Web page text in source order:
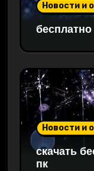
Новости и
Новости и
скачать
пк